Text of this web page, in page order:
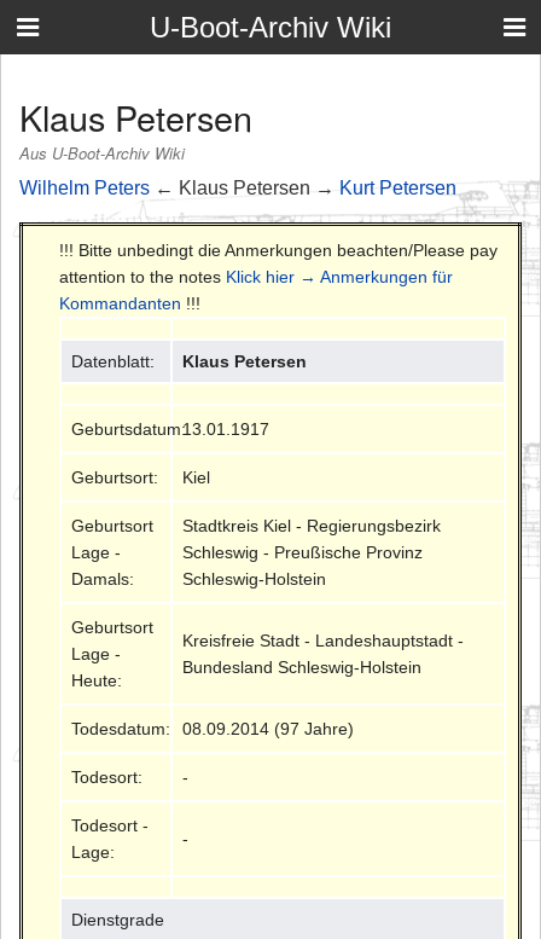
U-Boot-Archiv Wiki
Klaus Petersen
Aus U-Boot-Archiv Wiki
Wilhelm Peters ← Klaus Petersen → Kurt Petersen
!!! Bitte unbedingt die Anmerkungen beachten/Please pay
attention to the notes Klick hier → Anmerkungen für
Kommandanten !!!
Datenblatt: Klaus Petersen
Geburtsdatum:13.01.1917
Geburtsort: Kiel
Geburtsort
Lage -
Damals:
Stadtkreis Kiel - Regierungsbezirk
Schleswig - Preußische Provinz
Schleswig-Holstein
Geburtsort
Lage -
Heute:
Kreisfreie Stadt - Landeshauptstadt -
Bundesland Schleswig-Holstein
Todesdatum: 08.09.2014 (97 Jahre)
Todesort: -
Todesort -
Lage:
-
Dienstgrade